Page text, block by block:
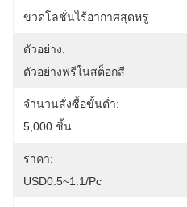
ขวดโลชั่นไร้อากาศสุดหรู
ตัวอย่าง:
ตัวอย่างฟรีในสต็อกสี
จำนวนสั่งซื้อขั้นต่ำ:
5,000 ชิ้น
ราคา:
USD0.5~1.1/pc